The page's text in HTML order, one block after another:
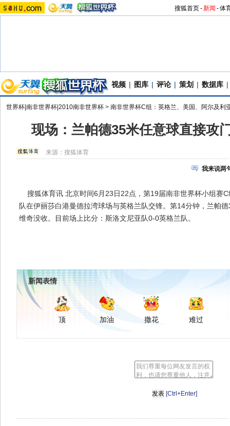
搜狐首页-新闻 -体
视频 | 图库 | 评论 | 策划 | 数据库 |
世界杯|南非世界杯|2010南非世界杯 > 南非世界杯C组：英格兰、美国、阿尔及利
现场：兰帕德35米任意球直接攻
来源：搜狐体育
我来说两
搜狐体育讯 北京时间6月23日22点，第19届南非世界杯小组赛
队在伊丽莎白港曼德拉湾球场与英格兰队交锋。第14分钟，兰帕
维奇没收。目前场上比分：斯洛文尼亚队0-0英格兰队。
新闻表情
顶 加油 撒花 难过
[Ctrl+Enter]